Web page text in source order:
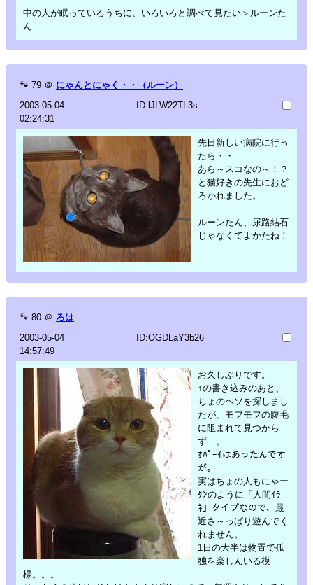
中の人が眠っているうちに、いろいろと調べて見たい＞ルーンた
ん
🐾 79 ＠ にゃんとにゃく・・（ルーン）
2003-05-04
02:24:31
ID:lJLW22TL3s
先日新しい病院に行っ
たら・・
あら～スコなの～！？
と猫好きの先生におど
ろかれました。
ルーンたん、尿路結石
じゃなくてよかたね！
🐾 80 ＠ ろは
2003-05-04
14:57:49
ID:OGDLaY3b26
お久しぶりです。
↑の書き込みのあと、
ちょのヘソを探しまし
たが、モフモフの腹毛
に阻まれて見つから
ず…。
ｵﾊﾟｰｲはあったんです
が。
実はちょの人もにゃー
ﾀﾝのように「人間ｲﾗ
ﾈ」タイプなので、最
近さ～っぱり遊んでく
れません。
1日の大半は物置で孤
独を楽しんいる模
様。。。